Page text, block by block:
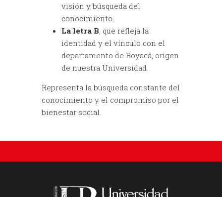
visión y búsqueda del
conocimiento.
La letra B , que refleja la
identidad y el vínculo con el
departamento de Boyacá, origen
de nuestra Universidad.
Representa la búsqueda constante del
conocimiento y el compromiso por el
bienestar social.